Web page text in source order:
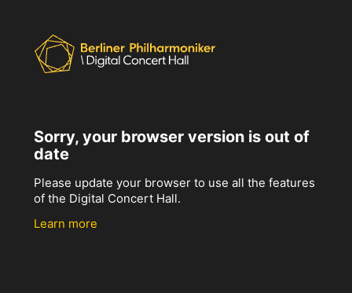
Sorry, your browser version is out of
date
Please update your browser to use all the features
of the Digital Concert Hall.
Learn more